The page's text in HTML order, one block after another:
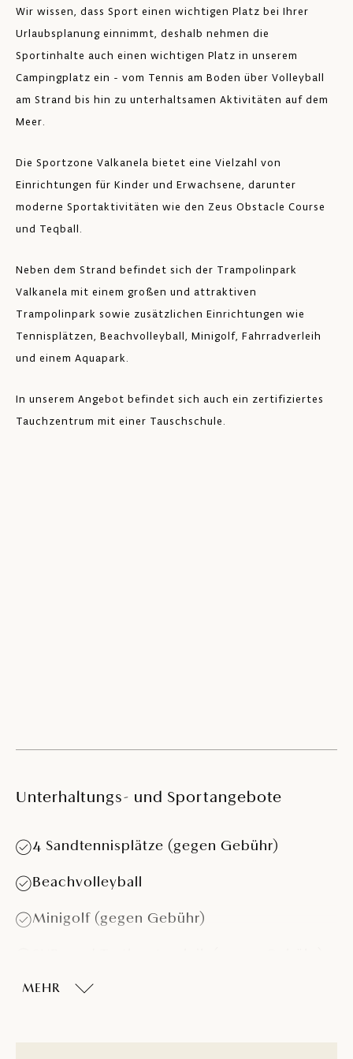
Wir wissen, dass Sport einen wichtigen Platz bei Ihrer
Urlaubsplanung einnimmt, deshalb nehmen die
Sportinhalte auch einen wichtigen Platz in unserem
Campingplatz ein - vom Tennis am Boden über Volleyball
am Strand bis hin zu unterhaltsamen Aktivitäten auf dem
Meer.
Die Sportzone Valkanela bietet eine Vielzahl von
Einrichtungen für Kinder und Erwachsene, darunter
moderne Sportaktivitäten wie den Zeus Obstacle Course
und Teqball.
Neben dem Strand befindet sich der Trampolinpark
Valkanela mit einem großen und attraktiven
Trampolinpark sowie zusätzlichen Einrichtungen wie
Tennisplätzen, Beachvolleyball, Minigolf, Fahrradverleih
und einem Aquapark.
In unserem Angebot befindet sich auch ein zertifiziertes
Tauchzentrum mit einer Tauschschule.
Unterhaltungs- und Sportangebote
4 Sandtennisplätze (gegen Gebühr)
Beachvolleyball
Minigolf (gegen Gebühr)
Abenteuer-Minigolf (gegen Gebühr)
MEHR